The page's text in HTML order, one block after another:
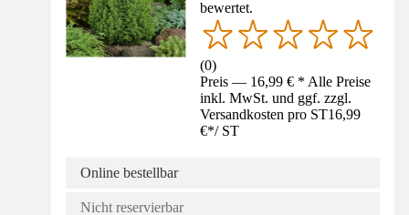
bewertet.
(0)
Preis — 16,99 € * Alle Preise
inkl. MwSt. und ggf. zzgl.
Versandkosten pro ST16,99
€*/ ST
Online bestellbar
Nicht reservierbar